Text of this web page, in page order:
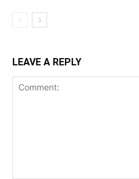
LEAVE A REPLY